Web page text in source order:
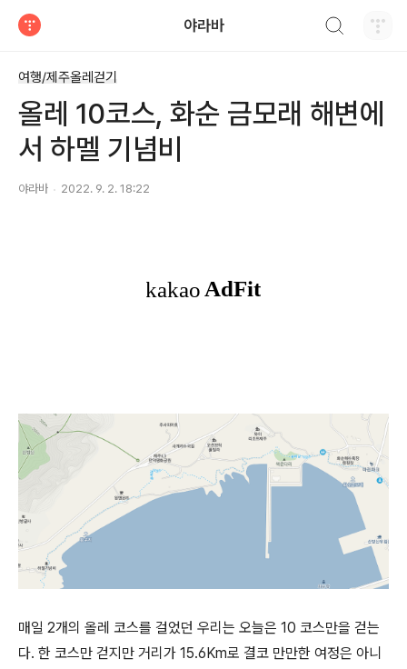
야라바
여행/제주올레걷기
올레 10코스, 화순 금모래 해변에
서 하멜 기념비
야라바 2022. 9. 2. 18:22
매일 2개의 올레 코스를 걸었던 우리는 오늘은 10 코스만을 걷는
다. 한 코스만 걷지만 거리가 15.6Km로 결코 만만한 여정은 아니